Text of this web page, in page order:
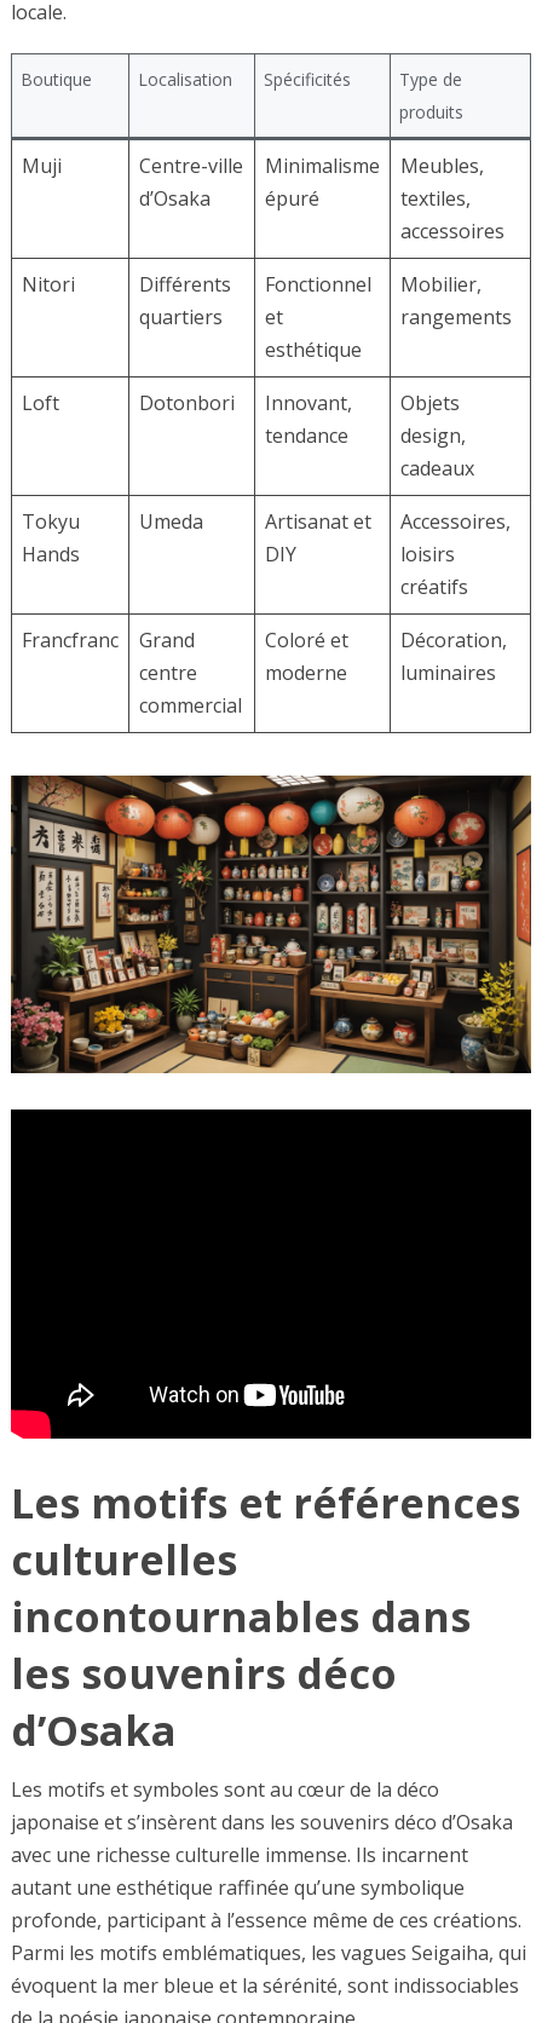
locale.
Boutique Localisation Spécificités
Type de
produits
Muji
Centre-ville
d’Osaka
Minimalisme
épuré
Meubles,
textiles,
accessoires
Nitori
Différents
quartiers
Fonctionnel
et
esthétique
Mobilier,
rangements
Loft Dotonbori
Innovant,
tendance
Objets
design,
cadeaux
Tokyu
Hands
Umeda
Artisanat et
DIY
Accessoires,
loisirs
créatifs
Francfranc
Grand
centre
commercial
Coloré et
moderne
Décoration,
luminaires
Les motifs et références
culturelles
incontournables dans
les souvenirs déco
d’Osaka
Les motifs et symboles sont au cœur de la déco
japonaise et s’insèrent dans les souvenirs déco d’Osaka
avec une richesse culturelle immense. Ils incarnent
autant une esthétique raffinée qu’une symbolique
profonde, participant à l’essence même de ces créations.
Parmi les motifs emblématiques, les vagues Seigaiha, qui
évoquent la mer bleue et la sérénité, sont indissociables
de la poésie japonaise contemporaine.